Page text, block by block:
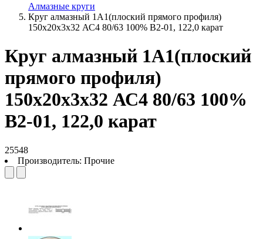
Алмазные круги
Круг алмазный 1А1(плоский прямого профиля)
150х20х3х32 АС4 80/63 100% В2-01, 122,0 карат
Круг алмазный 1А1(плоский
прямого профиля)
150х20х3х32 АС4 80/63 100%
В2-01, 122,0 карат
25548
Производитель: Прочие